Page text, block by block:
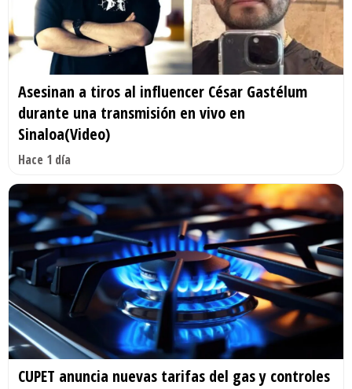
Asesinan a tiros al influencer César Gastélum
durante una transmisión en vivo en
Sinaloa(Video)
Hace 1 día
CUPET anuncia nuevas tarifas del gas y controles